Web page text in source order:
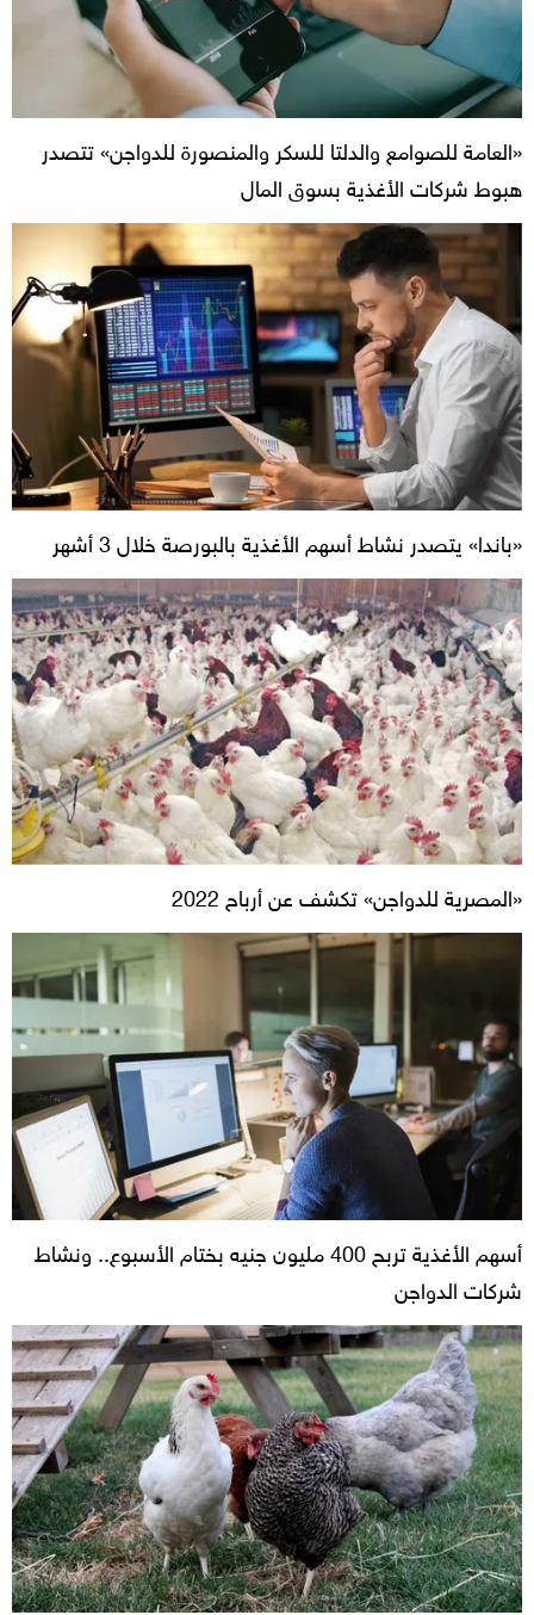
«العامة للصوامع والدلتا للسكر والمنصورة للدواجن» تتصدر
هبوط شركات الأغذية بسوق المال
«باندا» يتصدر نشاط أسهم الأغذية بالبورصة خلال 3 أشهر
«المصرية للدواجن» تكشف عن أرباح 2022
أسهم الأغذية تربح 400 مليون جنيه بختام الأسبوع.. ونشاط
شركات الدواجن